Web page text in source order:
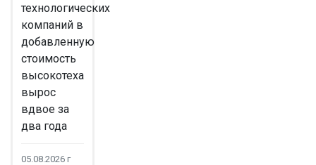
технологических
компаний в
добавленную
стоимость
высокотеха
вырос
вдвое за
два года
05.08.2026 г